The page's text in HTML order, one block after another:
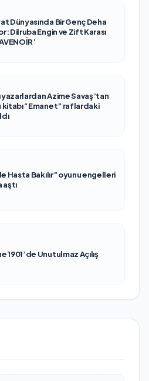
Dünyasında Bir Genç Deha
Dilruba Engin ve Zift Karası
yazarlardan Azime Savaş’tan
kitabı “Emanet” raflardaki
Hasta Bakılır” oyunu engelleri
aştı
1901’de Unutulmaz Açılış